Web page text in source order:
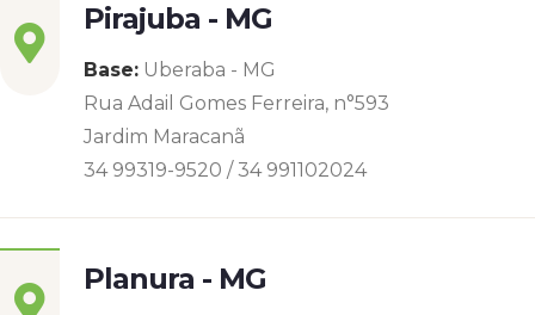
Pirajuba - MG
Base: Uberaba - MG
Rua Adail Gomes Ferreira, n°593
Jardim Maracanã
34 99319-9520 / 34 991102024
Planura - MG